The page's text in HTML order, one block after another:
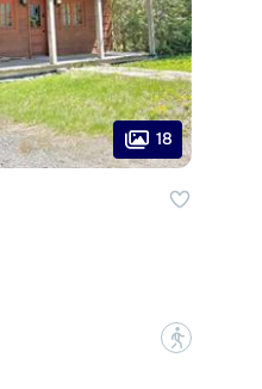
18
?